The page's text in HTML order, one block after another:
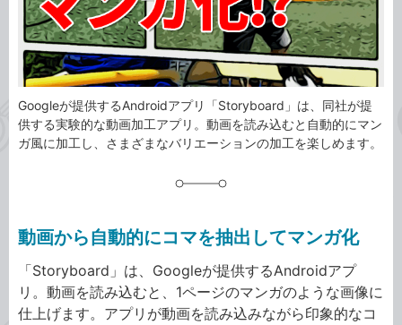
Googleが提供するAndroidアプリ「Storyboard」は、同社が提
供する実験的な動画加工アプリ。動画を読み込むと自動的にマン
ガ風に加工し、さまざまなバリエーションの加工を楽しめます。
動画から自動的にコマを抽出してマンガ化
「Storyboard」は、Googleが提供するAndroidアプ
リ。動画を読み込むと、1ページのマンガのような画像に
仕上げます。アプリが動画を読み込みながら印象的なコ